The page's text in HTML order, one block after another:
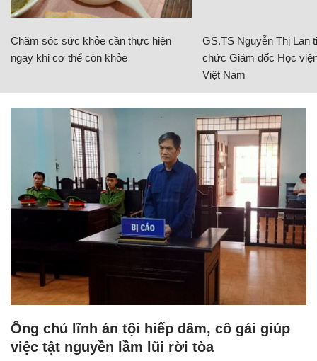
Chăm sóc sức khỏe cần thực hiện
ngay khi cơ thể còn khỏe
GS.TS Nguyễn Thị Lan
chức Giám đốc Học
Việt Nam
Ông chủ lĩnh án tội hiếp dâm, cô gái giúp
việc tật nguyền lầm lũi rời tòa